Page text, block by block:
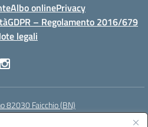
Albo onlinePrivacy
GDPR – Regolamento 2016/679
legali
82030 Faicchio (BN)